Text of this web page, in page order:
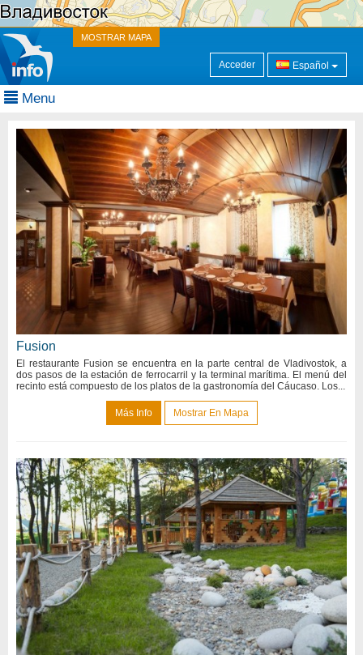
MOSTRAR MAPA
Acceder Español
Menu
Fusion
El restaurante Fusion se encuentra en la parte central de Vladivostok, a
dos pasos de la estación de ferrocarril y la terminal marítima. El menú del
recinto está compuesto de los platos de la gastronomía del Cáucaso. Los...
Más Info Mostrar En Mapa